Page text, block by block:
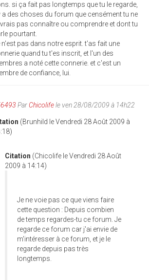
si ça fait pas longtemps que tu le regarde,
a des choses du forum que censément tu ne
pas connaître ou comprendre et dont tu
pourtant.
n'est pas dans notre esprit. t'as fait une
quand tu t'es inscrit, et l'un des
a noté cette connerie. et c'est un
de confiance, lui.
Par Chicolifele ven 28/08/2009 à 14h22
(Brunhild le Vendredi 28 Août 2009 à
Citation (Chicolife le Vendredi 28 Août
2009 à 14:14)
Je ne voie pas ce que viens faire
cette question : Depuis combien
de temps regardes-tu ce forum. Je
regarde ce forum car j'ai envie de
m'intéresser à ce forum, et je le
regarde depuis pas très
longtemps.